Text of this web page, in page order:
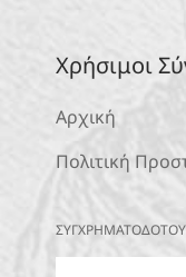
Χρήσιμοι
Αρχική
Πολιτική